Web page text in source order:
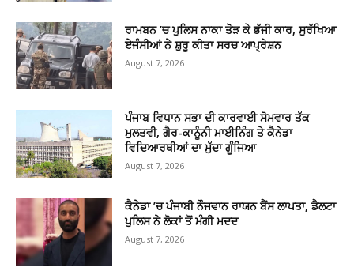
ਰਾਮਬਨ ’ਚ ਪੁਲਿਸ ਨਾਕਾ ਤੋੜ ਕੇ ਭੱਜੀ ਕਾਰ, ਸੁਰੱਖਿਆ
ਏਜੰਸੀਆਂ ਨੇ ਸ਼ੁਰੂ ਕੀਤਾ ਸਰਚ ਆਪ੍ਰੇਸ਼ਨ
August 7, 2026
ਪੰਜਾਬ ਵਿਧਾਨ ਸਭਾ ਦੀ ਕਾਰਵਾਈ ਸੋਮਵਾਰ ਤੱਕ
ਮੁਲਤਵੀ, ਗੈਰ-ਕਾਨੂੰਨੀ ਮਾਈਨਿੰਗ ਤੇ ਕੈਨੇਡਾ
ਵਿਦਿਆਰਥੀਆਂ ਦਾ ਮੁੱਦਾ ਗੂੰਜਿਆ
August 7, 2026
ਕੈਨੇਡਾ ’ਚ ਪੰਜਾਬੀ ਨੌਜਵਾਨ ਰਾਯਨ ਬੈਂਸ ਲਾਪਤਾ, ਡੈਲਟਾ
ਪੁਲਿਸ ਨੇ ਲੋਕਾਂ ਤੋਂ ਮੰਗੀ ਮਦਦ
August 7, 2026